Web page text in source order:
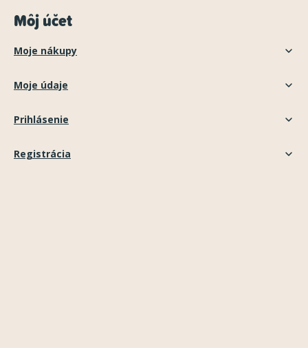
Môj účet
Moje nákupy
Moje údaje
Prihlásenie
Registrácia